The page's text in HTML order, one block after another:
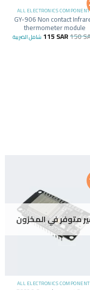
ALL ELECTRONICS
GY-906 Non contact
thermometer module
150
115SAR شامل الضريبة
متوفر في المخزون
ALL ELECTRONICS